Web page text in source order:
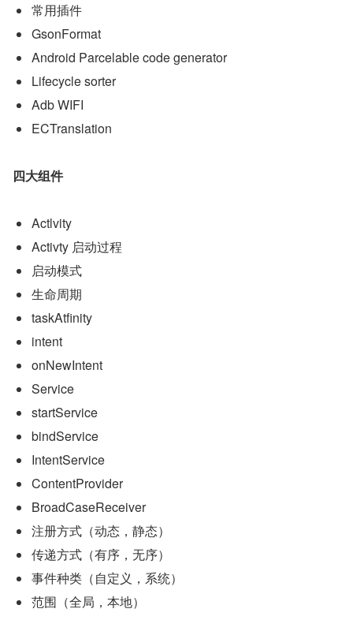
常用插件
GsonFormat
Android Parcelable code generator
Lifecycle sorter
Adb WIFI
ECTranslation
四大组件
Actlvity
Activty 启动过程
启动模式
生命周期
taskAtfinity
intent
onNewIntent
Service
startService
bindService
IntentService
ContentProvider
BroadCaseReceiver
注册方式（动态，静态）
传递方式（有序，无序）
事件种类（自定义，系统）
范围（全局，本地）